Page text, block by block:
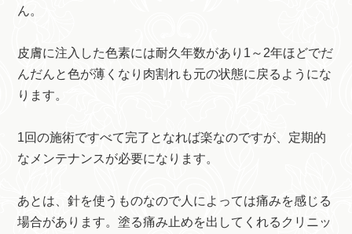
ん。
皮膚に注入した色素には耐久年数があり1～2年ほどでだ
んだんと色が薄くなり肉割れも元の状態に戻るようにな
ります。
1回の施術ですべて完了となれば楽なのですが、定期的
なメンテナンスが必要になります。
あとは、針を使うものなので人によっては痛みを感じる
場合があります。塗る痛み止めを出してくれるクリニッ